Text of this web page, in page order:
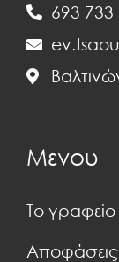
693 733
Μενου
Το
Αποφάσεις